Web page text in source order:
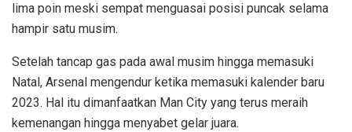
lima poin meski sempat menguasai posisi puncak selama
hampir satu musim.
Setelah tancap gas pada awal musim hingga memasuki
Natal, Arsenal mengendur ketika memasuki kalender baru
2023. Hal itu dimanfaatkan Man City yang terus meraih
kemenangan hingga menyabet gelar juara.